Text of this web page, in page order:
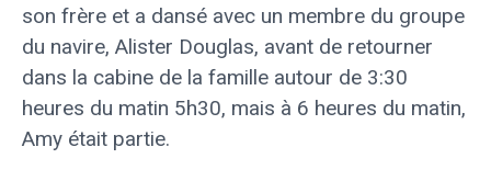
son frère et a dansé avec un membre du groupe
du navire, Alister Douglas, avant de retourner
dans la cabine de la famille autour de 3:30
heures du matin 5h30, mais à 6 heures du matin,
Amy était partie.